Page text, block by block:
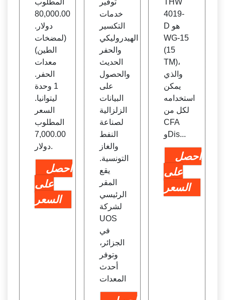
المطلوب
80,000.00
دولار.
(لمضخات
الطين)
معدات
الحفر.
1 وحدة
ليتوانيا.
السعر
المطلوب
7,000.00
دولار.
احصل
على
السعر
توفير
خدمات
التكسير
الهيدروليكي
والحفر
الحديث
والحصول
على
البيانات
الزلزالية
لصناعة
النفط
والغاز
التونسية.
يقع
المقر
الرئيسي
لشركة
UOS
في
الجزائر،
وتوفر
أحدث
المعدات
THW
4019-
D هو
WG-15
(15
TM)،
والذي
يمكن
استخدامه
لكل من
CFA
وDis...
احصل
على
السعر